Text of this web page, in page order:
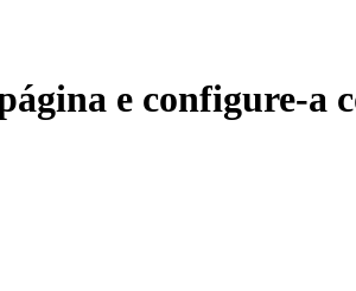
e configure-a